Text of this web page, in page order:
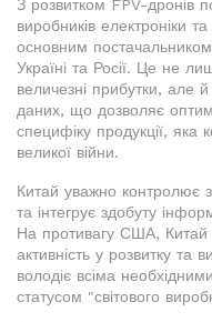
З розвитком FPV-дронів
виробників електроніки
основним
Україні та Росії. Це не
величезні прибутки, але
даних, що дозволяє
специфіку продукції, яка
великої війни.
Китай уважно контролює
та інтегрує здобуту
На противагу США, Китай
активність у розвитку та
володіє всіма
статусом "світового